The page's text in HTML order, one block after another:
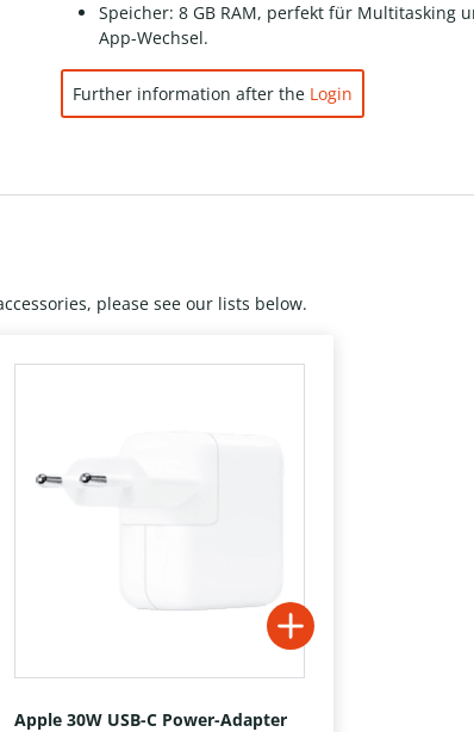
Speicher: 8 GB RAM, perfekt für Multitasking
App-Wechsel.
Further information after the Login
please see our lists below.
Apple 30W USB-C Power-Adapter